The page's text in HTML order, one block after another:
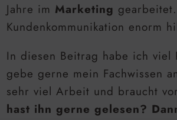
Jahre im Marketing
Kundenkommunikation enorm
In diesen Beitrag habe ich viel
gebe gerne mein Fachwissen
sehr viel Arbeit und braucht
hast ihn gerne gelesen?